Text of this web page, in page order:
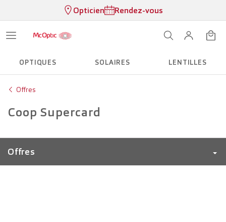
Opticien Rendez-vous
OPTIQUES SOLAIRES LENTILLES
Offres
Coop Supercard
Offres